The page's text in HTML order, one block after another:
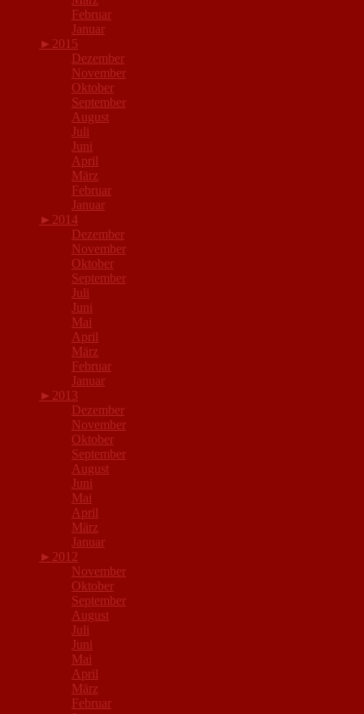
Februar
Januar
► 2015
Dezember
November
Oktober
September
August
Juli
Juni
April
März
Februar
Januar
► 2014
Dezember
November
Oktober
September
Juli
Juni
Mai
April
März
Februar
Januar
► 2013
Dezember
November
Oktober
September
August
Juni
Mai
April
März
Januar
► 2012
November
Oktober
September
August
Juli
Juni
Mai
April
März
Februar